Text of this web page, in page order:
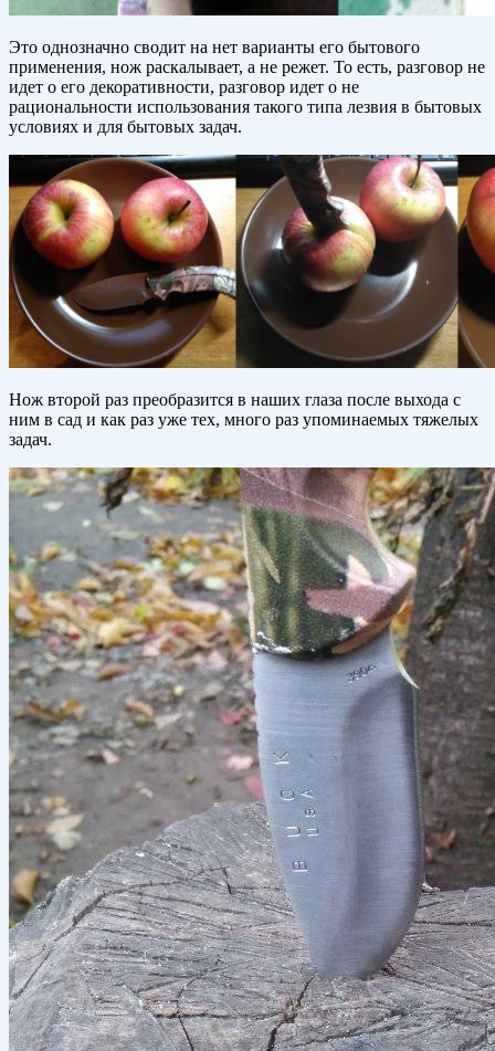
Это однозначно сводит на нет варианты его бытового
применения, нож раскалывает, а не режет. То есть, разговор не
идет о его декоративности, разговор идет о не
рациональности использования такого типа лезвия в бытовых
условиях и для бытовых задач.
Нож второй раз преобразится в наших глаза после выхода с
ним в сад и как раз уже тех, много раз упоминаемых тяжелых
задач.